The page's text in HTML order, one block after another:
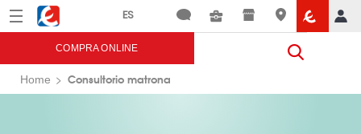
Menú Eroski
COMPRA ONLINE
Home Consultorio matrona